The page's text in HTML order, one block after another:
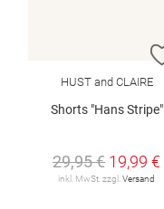
HUST and CLAIRE
Shorts "Hans Stripe"
29,95 € 19,99 €
inkl. MwSt. zzgl. Versand